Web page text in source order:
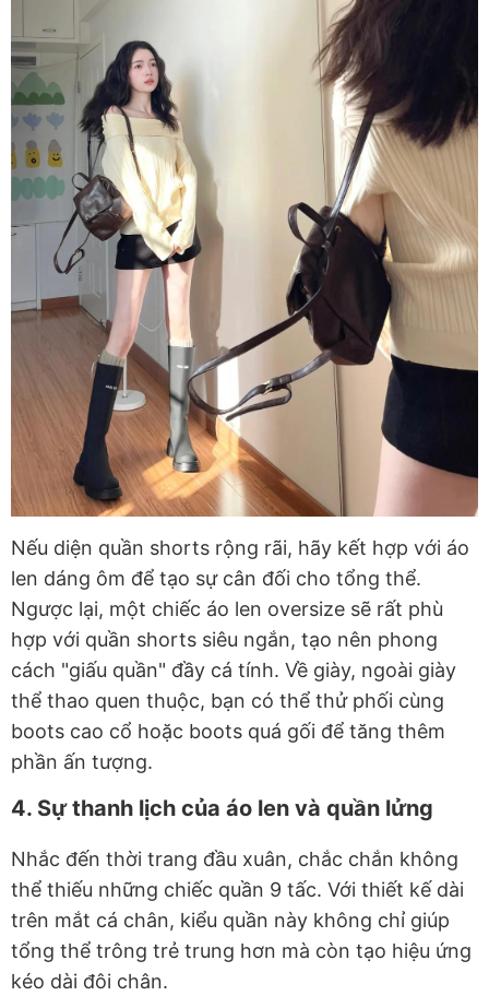
Nếu diện quần shorts rộng rãi, hãy kết hợp với áo
len dáng ôm để tạo sự cân đối cho tổng thể.
Ngược lại, một chiếc áo len oversize sẽ rất phù
hợp với quần shorts siêu ngắn, tạo nên phong
cách "giấu quần" đầy cá tính. Về giày, ngoài giày
thể thao quen thuộc, bạn có thể thử phối cùng
boots cao cổ hoặc boots quá gối để tăng thêm
phần ấn tượng.
4. Sự thanh lịch của áo len và quần lửng
Nhắc đến thời trang đầu xuân, chắc chắn không
thể thiếu những chiếc quần 9 tấc. Với thiết kế dài
trên mắt cá chân, kiểu quần này không chỉ giúp
tổng thể trông trẻ trung hơn mà còn tạo hiệu ứng
kéo dài đôi chân.